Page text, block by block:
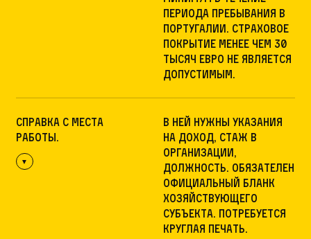
периода пребывания в
Португалии. Страховое
покрытие менее чем 30
тысяч евро не является
допустимым.
Справка с места
работы.
В ней нужны указания
на доход, стаж в
организации,
должность. Обязателен
официальный бланк
хозяйствующего
субъекта. Потребуется
круглая печать.